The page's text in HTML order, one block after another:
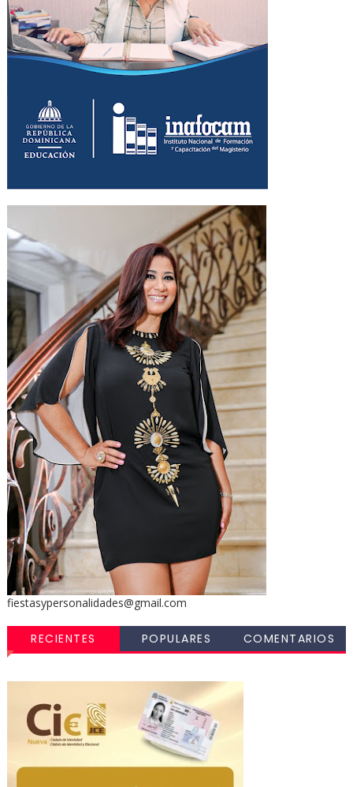
fiestasypersonalidades@gmail.com
RECIENTES POPULARES COMENTARIOS